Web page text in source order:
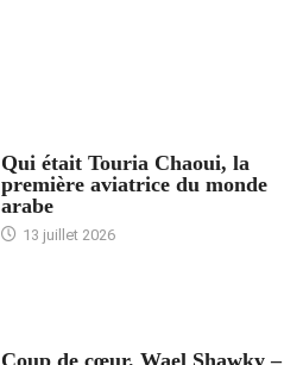
Qui était Touria Chaoui, la
première aviatrice du monde
arabe
13 juillet 2026